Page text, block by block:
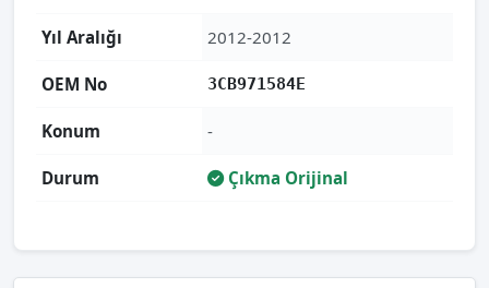
Yıl Aralığı 2012-2012
OEM No 3CB971584E
Konum -
Durum Çıkma Orijinal